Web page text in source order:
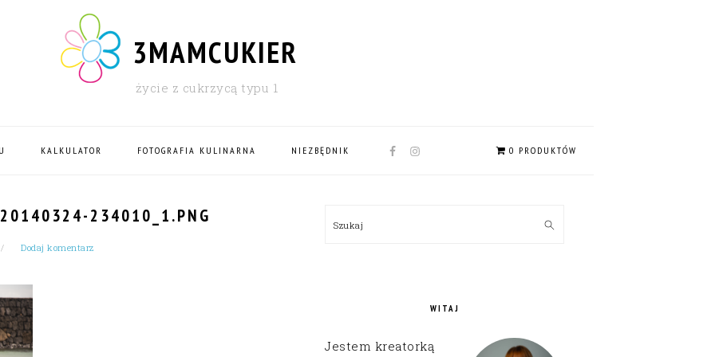
3MAMCUKIER
życie z cukrzycą typu 1
KALKULATOR FOTOGRAFIA KULINARNA NIEZBĘDNIK
NAV
0 PRODUKTÓW
234010_1.PNG
Dodaj komentarz
SIDEBAR
Szukaj
WITAJ
Jestem kreatorką